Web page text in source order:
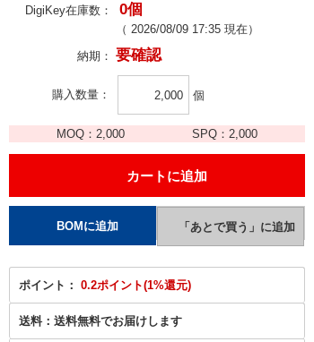
DigiKey在庫数： 0個
（ 2026/08/09 17:35 現在）
納期： 要確認
購入数量 個
MOQ： 2,000 SPQ：2,000
ポイント： 0.2ポイント(1%還元)
送料： 送料無料でお届けします